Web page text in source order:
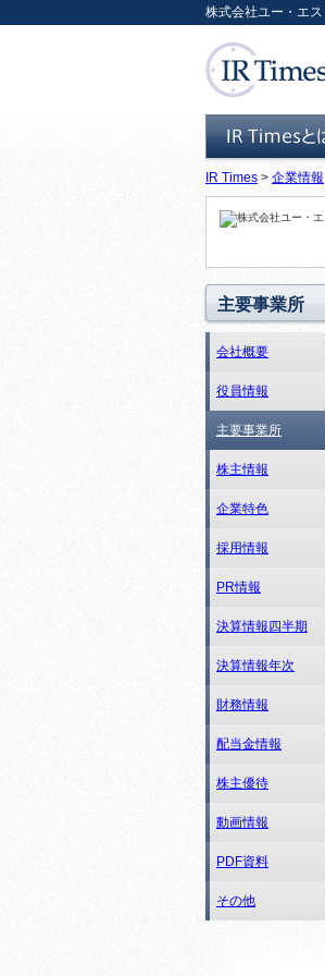
株式会社ユー・エ
IR Timesとは
IR Times > 企業情報
主要事業所
会社概要
役員情報
主要事業所
株主情報
企業特色
採用情報
PR情報
決算情報四半期
決算情報年次
財務情報
配当金情報
株主優待
動画情報
PDF資料
その他